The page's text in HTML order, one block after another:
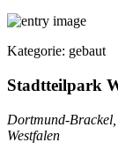
Kategorie: gebaut
Stadtteilpark
Dortmund-
Westfalen